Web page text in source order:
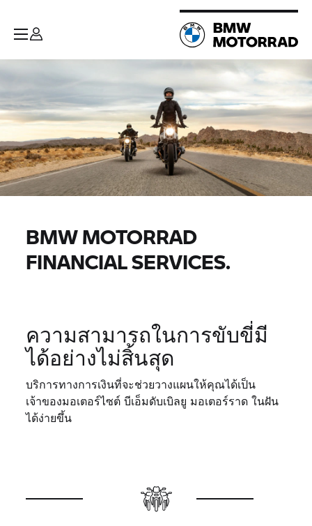
BMW MOTORRAD
FINANCIAL SERVICES.
ความสามารถในการขับขี่มี
ได้อย่างไม่สิ้นสุด
บริการทางการเงินที่จะช่วยวางแผนให้คุณได้เป็น
เจ้าของมอเตอร์ไซต์ บีเอ็มดับเบิลยู มอเตอร์ราด ในฝัน
ได้ง่ายขึ้น